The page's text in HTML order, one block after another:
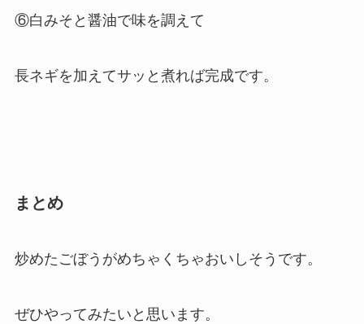
⑥白みそと醤油で味を調えて
長ネギを加えてサッと煮れば完成です。
まとめ
炒めたごぼうがめちゃくちゃおいしそうです。
ぜひやってみたいと思います。